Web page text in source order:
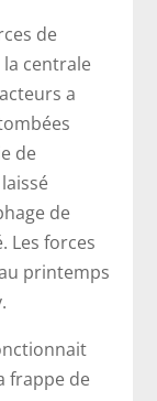
de
centrale
a
de
de
Les forces
printemps
frappe de